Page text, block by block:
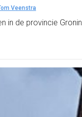
Veenstra
in de provincie